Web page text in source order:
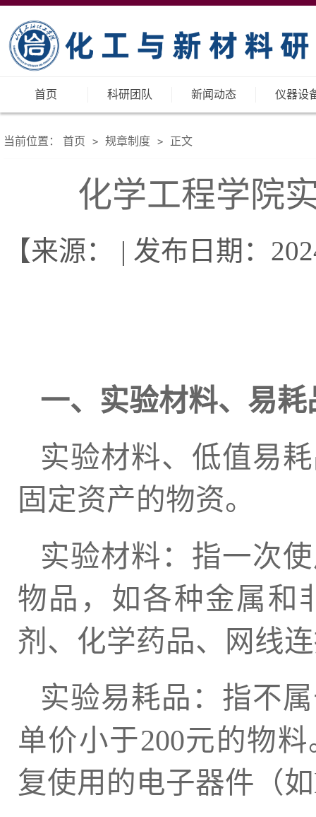
首页 科研团队 新闻动态 仪器设
当前位置： 首页 > 规章制度 > 正文
化学工程学院
【来源： | 发布日期：
一、实验材料、易
实验材料、低值易
固定资产的物资。
实验材料：指一次
物品，如各种金属和
剂、化学药品、网线
实验易耗品：指不
单价小于200元的物
复使用的电子器件（